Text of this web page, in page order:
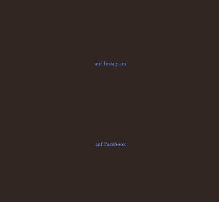
auf Instagram
auf Facebook